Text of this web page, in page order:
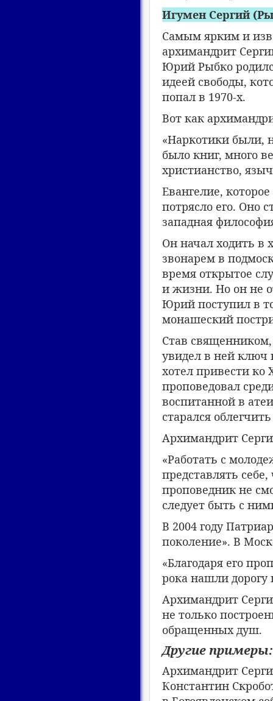
Игумен Сергий
Самым ярким и
архимандрит
Юрий Рыбко
идеей свободы,
попал в 1970-х.
Вот как
«Наркотики были,
было книг, много
христианство,
Евангелие,
потрясло его. Оно
западная
Он начал ходить в
звонарем в
время открытое
и жизни. Но он не
Юрий поступил в
монашеский
Став священником,
увидел в ней ключ
хотел привести ко
проповедовал
воспитанной в
старался
Архимандрит
«Работать с
представлять
проповедник не
следует быть с
В 2004 году
поколение». В
«Благодаря его
рока нашли
Архимандрит
не только
обращенных душ.
Другие
Архимандрит
Константин